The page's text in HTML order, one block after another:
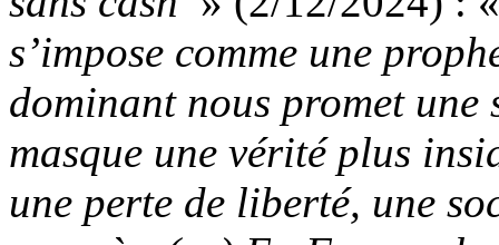
s’impose comme une
dominant nous promet une
masque une vérité plus
une perte de liberté, une